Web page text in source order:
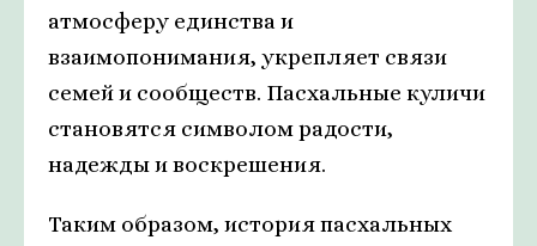
атмосферу единства и
взаимопонимания, укрепляет связи
семей и сообществ. Пасхальные куличи
становятся символом радости,
надежды и воскрешения.
Таким образом, история пасхальных